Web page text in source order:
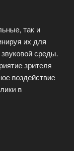
так и
их для
среды.
зрителя
воздействие
в